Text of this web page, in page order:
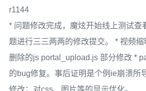
r1144
* 问题修改完成，魔炫开始线上测试查
题进行三三两两的修改提交。 * 视频缩
删除的js portal_upload.js 部分修改 *
的bug修复。事后证明是个例ie崩溃所